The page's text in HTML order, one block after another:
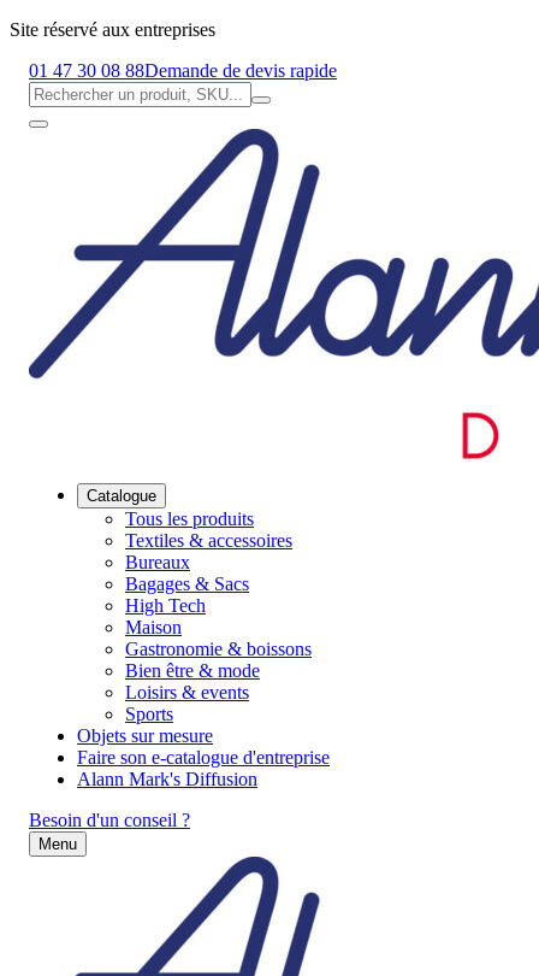
Site réservé aux entreprises
01 47 30 08 88Demande de devis rapide
Catalogue
Tous les produits
Textiles & accessoires
Bureaux
Bagages & Sacs
High Tech
Maison
Gastronomie & boissons
Bien être & mode
Loisirs & events
Sports
Objets sur mesure
Faire son e-catalogue d'entreprise
Alann Mark's Diffusion
Besoin d'un conseil ?
Menu